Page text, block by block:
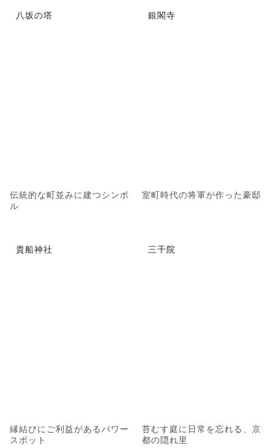
八坂の塔
伝統的な町並みに建つシンボ
ル
銀閣寺
室町時代の将軍が作った豪邸
貴船神社
縁結びにご利益があるパワー
スポット
三千院
苔むす庭に日常を忘れる、京
都の隠れ里